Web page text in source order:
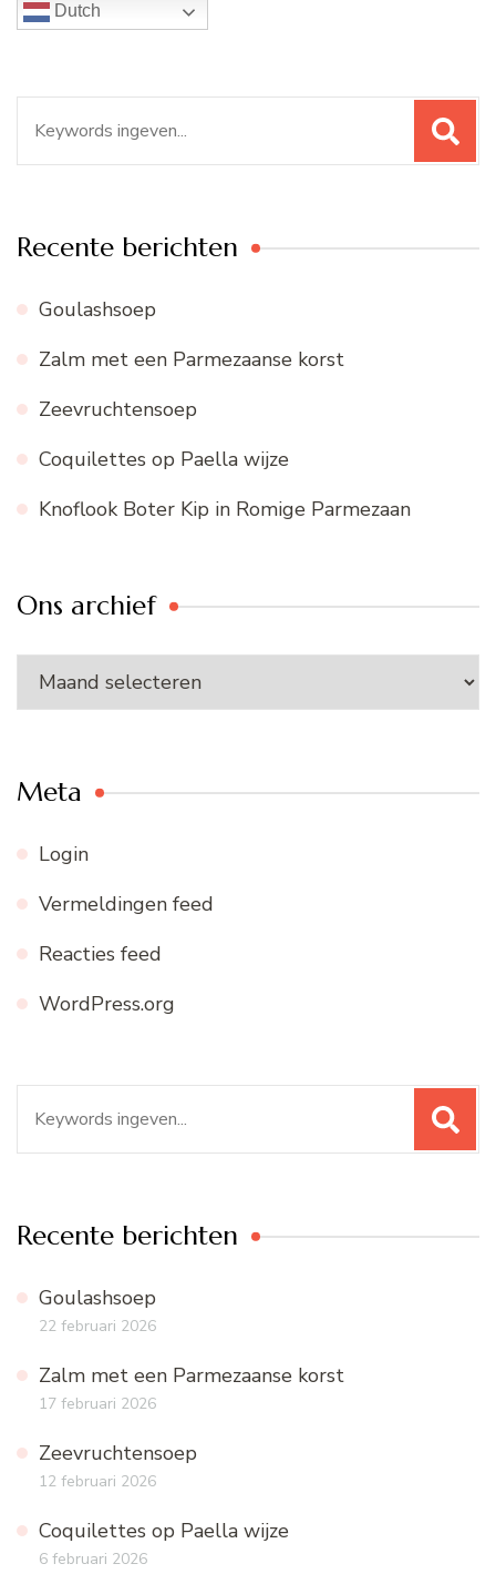
Dutch
naar:
Recente berichten
Goulashsoep
Zalm met een Parmezaanse korst
Zeevruchtensoep
Coquilettes op Paella wijze
Knoflook Boter Kip in Romige Parmezaan
Ons archief
Ons
archief
Meta
Login
Vermeldingen feed
Reacties feed
WordPress.org
naar:
Recente berichten
Goulashsoep
22 februari 2026
Zalm met een Parmezaanse korst
17 februari 2026
Zeevruchtensoep
12 februari 2026
Coquilettes op Paella wijze
6 februari 2026